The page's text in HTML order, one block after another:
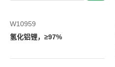
W10959
氢化铝锂，≥97%